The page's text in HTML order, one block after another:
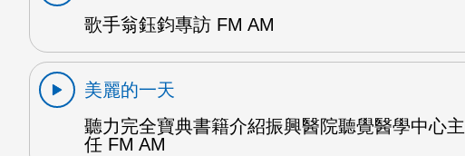
歌手翁鈺鈞專訪 FM AM
美麗的一天
聽力完全寶典書籍介紹振興醫院聽覺醫學中心主
任 FM AM